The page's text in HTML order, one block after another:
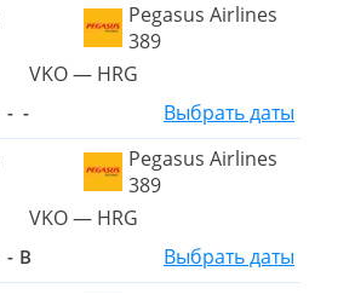
Pegasus Airlines
389
VKO — HRG
- -
Выбрать даты
Pegasus Airlines
389
VKO — HRG
- В
Выбрать даты